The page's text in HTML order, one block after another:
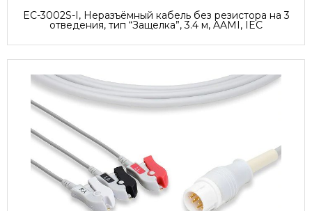
EC-3002S-I, Неразъёмный кабель без резистора на 3
отведения, тип “Защелка”, 3.4 м, AAMI, IEC